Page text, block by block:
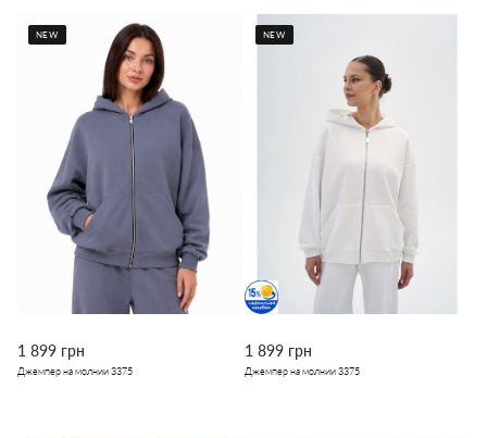
NEW
1 899 грн
Джемпер на молнии 3375
NEW
1 899 грн
Джемпер на молнии 3375